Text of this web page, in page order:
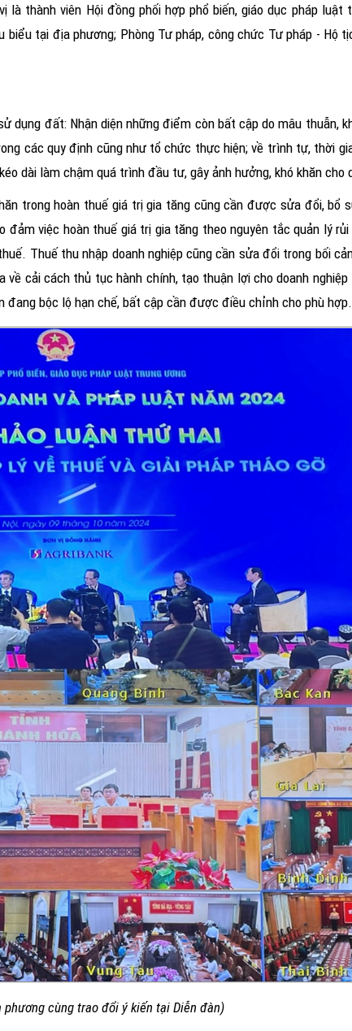
thành viên Hội đồng phối hợp phổ biến, giáo dục pháp luật
biểu tại địa phương; Phòng Tư pháp, công chức Tư pháp - Hộ
dụng đất: Nhận diện những điểm còn bất cập domâu thuẫn,
các quy định cũng như tổ chức thực hiện; về trình tự, thời
dài làm chậm quá trình đầu tư, gây ảnh hưởng, khó khăn cho
trong hoàn thuế giá trị gia tăng cũng cần được sửa đổi, bổ
việc hoàn thuế giá trị gia tăng theo nguyên tắc quản lý
Thuế thu nhập doanh nghiệp cũng cần sửa đổi trong bối
cải cách thủ tục hành chính, tạo thuận lợi cho doanh
bộc lộ hạn chế, bất cập cần được điều chỉnh cho phù hợp.
phương cùng trao đổi ý kiến tại Diễn đàn)